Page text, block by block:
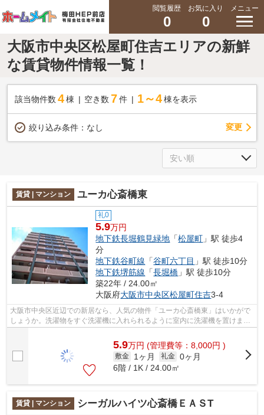
閲覧履歴
0
お気に入り
0
メニュー
大阪市中央区松屋町住吉エリアの新鮮
な賃貸物件情報一覧！
該当物件数 4棟 空き数 7 件 1～4 棟を表示
絞り込み条件： なし 変更
賃貸 | マンション ユーカ心斎橋東
礼0
5.9万円
地下鉄長堀鶴見緑地 「松屋町 」駅 徒歩4
分
地下鉄谷町線 「谷町六丁目 」駅 徒歩10分
地下鉄堺筋線 「長堀橋 」駅 徒歩10分
築22年 / 24.00㎡
大阪府大阪市中央区松屋町住吉3-4
大阪市中央区近辺での新居なら、人気の物件「ユーカ心斎橋東」はいかがで
しょうか。洗濯物をすぐ洗濯機に入れられるように室内に洗濯機を置けま
5.9万円 (管理費等：8,000円 )
敷金 1ヶ月 礼金 0ヶ月
6階 / 1K / 24.00㎡
賃貸 | マンション シーガルハイツ心斎橋ＥＡＳT